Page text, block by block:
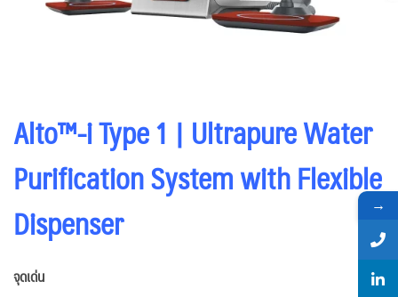
Alto™-i Type 1 | Ultrapure Water
Purification System with Flexible
Dispenser
จุดเด่น
→